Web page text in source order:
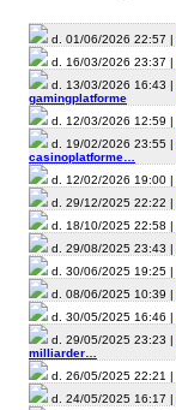
d. 01/06/2026 22:57 |
d. 16/03/2026 23:37 |
d. 13/03/2026 16:43 |
gamingplatforme
d. 12/03/2026 12:59 |
d. 19/02/2026 23:55 |
casinoplatforme…
d. 12/02/2026 19:00 |
d. 29/12/2025 22:22 |
d. 18/10/2025 22:58 |
d. 29/08/2025 23:43 |
d. 30/06/2025 19:25 |
d. 08/06/2025 10:39 |
d. 30/05/2025 16:46 |
d. 29/05/2025 23:23 |
milliarder…
d. 26/05/2025 22:21 |
d. 24/05/2025 16:17 |